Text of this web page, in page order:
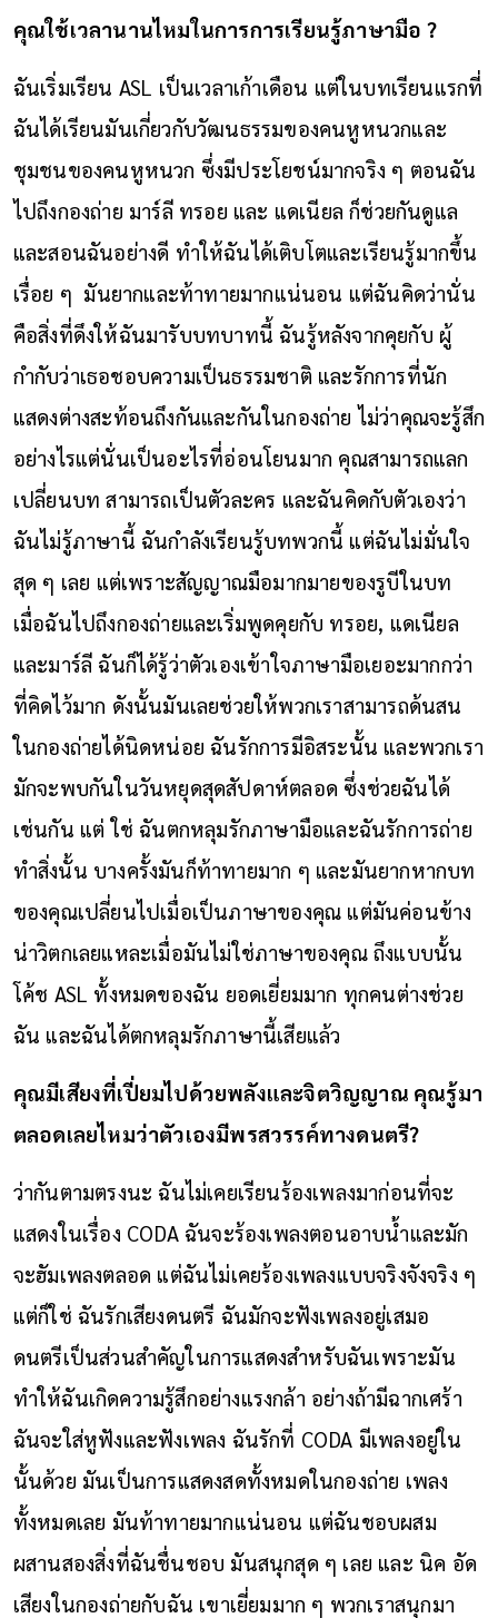
คุณใช้เวลานานไหมในการการเรียนรู้ภาษามือ ?
ฉันเริ่มเรียน ASL เป็นเวลาเก้าเดือน แต่ในบทเรียนแรกที่
ฉันได้เรียนมันเกี่ยวกับวัฒนธรรมของคนหูหนวกและ
ชุมชนของคนหูหนวก ซึ่งมีประโยชน์มากจริง ๆ ตอนฉัน
ไปถึงกองถ่าย มาร์ลี ทรอย และ แดเนียล ก็ช่วยกันดูแล
และสอนฉันอย่างดี ทำให้ฉันได้เติบโตและเรียนรู้มากขึ้น
เรื่อย ๆ มันยากและท้าทายมากแน่นอน แต่ฉันคิดว่านั่น
คือสิ่งที่ดึงให้ฉันมารับบทบาทนี้ ฉันรู้หลังจากคุยกับ ผู้
กำกับว่าเธอชอบความเป็นธรรมชาติ และรักการที่นัก
แสดงต่างสะท้อนถึงกันและกันในกองถ่าย ไม่ว่าคุณจะรู้สึก
อย่างไรแต่นั่นเป็นอะไรที่อ่อนโยนมาก คุณสามารถแลก
เปลี่ยนบท สามารถเป็นตัวละคร และฉันคิดกับตัวเองว่า
ฉันไม่รู้ภาษานี้ ฉันกำลังเรียนรู้บทพวกนี้ แต่ฉันไม่มั่นใจ
สุด ๆ เลย แต่เพราะสัญญาณมือมากมายของรูบีในบท
เมื่อฉันไปถึงกองถ่ายและเริ่มพูดคุยกับ ทรอย, แดเนียล
และมาร์ลี ฉันก็ได้รู้ว่าตัวเองเข้าใจภาษามือเยอะมากกว่า
ที่คิดไว้มาก ดังนั้นมันเลยช่วยให้พวกเราสามารถด้นสน
ในกองถ่ายได้นิดหน่อย ฉันรักการมีอิสระนั้น และพวกเรา
มักจะพบกันในวันหยุดสุดสัปดาห์ตลอด ซึ่งช่วยฉันได้
เช่นกัน แต่ ใช่ ฉันตกหลุมรักภาษามือและฉันรักการถ่าย
ทำสิ่งนั้น บางครั้งมันก็ท้าทายมาก ๆ และมันยากหากบท
ของคุณเปลี่ยนไปเมื่อเป็นภาษาของคุณ แต่มันค่อนข้าง
น่าวิตกเลยแหละเมื่อมันไม่ใช่ภาษาของคุณ ถึงแบบนั้น
โค้ช ASL ทั้งหมดของฉัน ยอดเยี่ยมมาก ทุกคนต่างช่วย
ฉัน และฉันได้ตกหลุมรักภาษานี้เสียแล้ว
คุณมีเสียงที่เปี่ยมไปด้วยพลังและจิตวิญญาณ คุณรู้มา
ตลอดเลยไหมว่าตัวเองมีพรสวรรค์ทางดนตรี?
ว่ากันตามตรงนะ ฉันไม่เคยเรียนร้องเพลงมาก่อนที่จะ
แสดงในเรื่อง CODA ฉันจะร้องเพลงตอนอาบน้ำและมัก
จะฮัมเพลงตลอด แต่ฉันไม่เคยร้องเพลงแบบจริงจังจริง ๆ
แต่ก็ใช่ ฉันรักเสียงดนตรี ฉันมักจะฟังเพลงอยู่เสมอ
ดนตรีเป็นส่วนสำคัญในการแสดงสำหรับฉันเพราะมัน
ทำให้ฉันเกิดความรู้สึกอย่างแรงกล้า อย่างถ้ามีฉากเศร้า
ฉันจะใส่หูฟังและฟังเพลง ฉันรักที่ CODA มีเพลงอยู่ใน
นั้นด้วย มันเป็นการแสดงสดทั้งหมดในกองถ่าย เพลง
ทั้งหมดเลย มันท้าทายมากแน่นอน แต่ฉันชอบผสม
ผสานสองสิ่งที่ฉันชื่นชอบ มันสนุกสุด ๆ เลย และ นิค อัด
เสียงในกองถ่ายกับฉัน เขาเยี่ยมมาก ๆ พวกเราสนุกมา